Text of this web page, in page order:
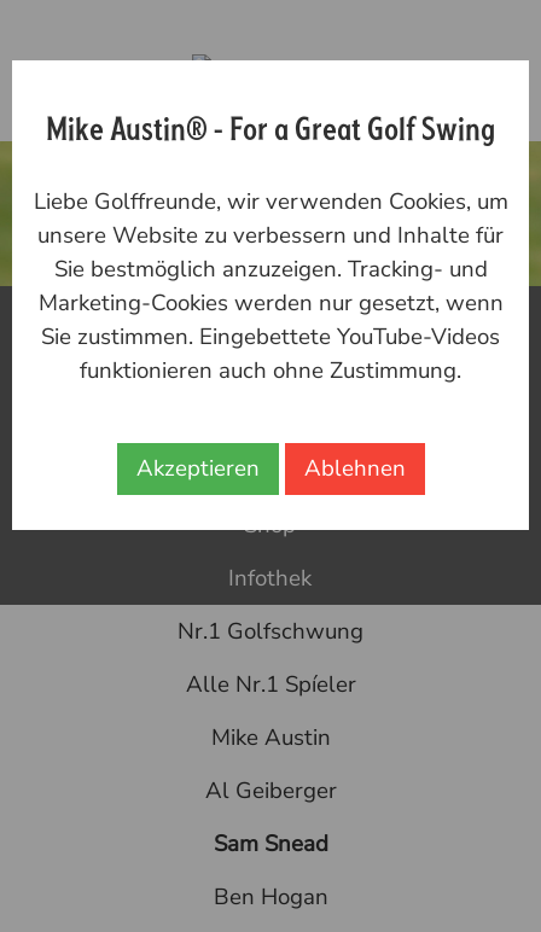
DAS SCHÖNSTE
GOLF ERLEBEN
Mike Austin
Heiko Falke
Reisen
Shop
Infothek
Nr.1 Golfschwung
Alle Nr.1 Spíeler
Mike Austin
Al Geiberger
Sam Snead
Ben Hogan
Mike Austin® - For a Great Golf Swing
Liebe Golffreunde, wir verwenden Cookies, um
unsere Website zu verbessern und Inhalte für
Sie bestmöglich anzuzeigen. Tracking- und
Marketing-Cookies werden nur gesetzt, wenn
Sie zustimmen. Eingebettete YouTube-Videos
funktionieren auch ohne Zustimmung.
Akzeptieren Ablehnen